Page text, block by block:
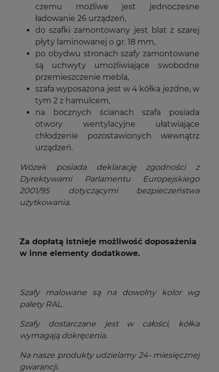
czemu możliwe jest jednoczesne
ładowanie 26 urządzeń,
do szafki zamontowany jest blat z szarej
płyty laminowanej o gr. 18 mm,
po obydwu stronach szafy zamontowane
są uchwyty umożliwiające swobodne
przemieszczenie mebla,
szafa wyposażona jest w 4 kółka jezdne, w
tym 2 z hamulcem,
na bocznych ścianach szafa posiada
otwory wentylacyjne ułatwiające
chłodzenie pozostawionych wewnątrz
urządzeń.
Wózek posiada deklarację zgodności z
Dyrektywami Parlamentu Europejskiego
2001/95 dotyczącymi bezpieczeństwa
użytkowania.
Za dopłatą istnieje możliwość doposażenia
w inne elementy dodatkowe.
Szafy malowane są na dowolny kolor wg
palety RAL.
Szafy dostarczane jest w całości, kółka
wymagają dokręcenia.
Na nasze produkty udzielamy 24- miesięcznej
gwarancji.